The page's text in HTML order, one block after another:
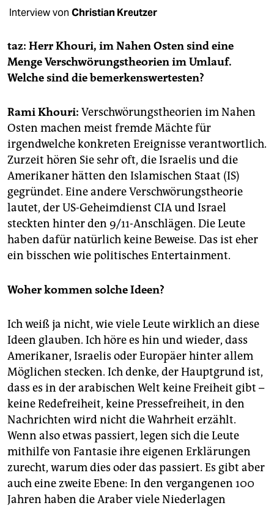
fragen & hilfe
abo
genossenschaft
epaper login
Interview von Christian Kreutzer
taz: Herr Khouri, im Nahen Osten sind eine
Menge Verschwörungstheorien im Umlauf.
Welche sind die bemerkenswertesten?
Rami Khouri: Verschwörungstheorien im Nahen
Osten machen meist fremde Mächte für
irgendwelche konkreten Ereignisse verantwortlich.
Zurzeit hören Sie sehr oft, die Israelis und die
Amerikaner hätten den Islamischen Staat (IS)
gegründet. Eine andere Verschwörungstheorie
lautet, der US-Geheimdienst CIA und Israel
steckten hinter den 9/11-Anschlägen. Die Leute
haben dafür natürlich keine Beweise. Das ist eher
ein bisschen wie politisches Entertainment.
Woher kommen solche Ideen?
Ich weiß ja nicht, wie viele Leute wirklich an diese
Ideen glauben. Ich höre es hin und wieder, dass
Amerikaner, Israelis oder Europäer hinter allem
Möglichen stecken. Ich denke, der Hauptgrund ist,
dass es in der arabischen Welt keine Freiheit gibt –
keine Redefreiheit, keine Pressefreiheit, in den
Nachrichten wird nicht die Wahrheit erzählt.
Wenn also etwas passiert, legen sich die Leute
mithilfe von Fantasie ihre eigenen Erklärungen
zurecht, warum dies oder das passiert. Es gibt aber
auch eine zweite Ebene: In den vergangenen 100
Jahren haben die Araber viele Niederlagen